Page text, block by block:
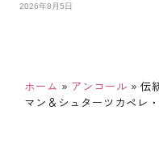
2026年8月5日
ホーム » アンコール » 伝
マン＆シュターツカペレ